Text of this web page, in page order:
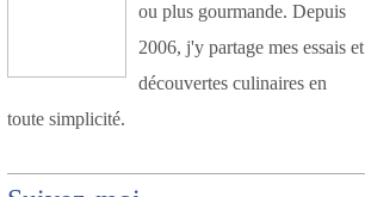
ou plus gourmande. Depuis
2006, j'y partage mes essais et
découvertes culinaires en
toute simplicité.